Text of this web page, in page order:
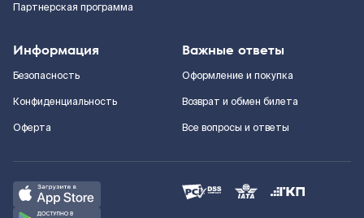
Партнерская программа
Информация
Безопасность
Конфиденциальность
Оферта
Важные ответы
Оформление и покупка
Возврат и обмен билета
Все вопросы и ответы